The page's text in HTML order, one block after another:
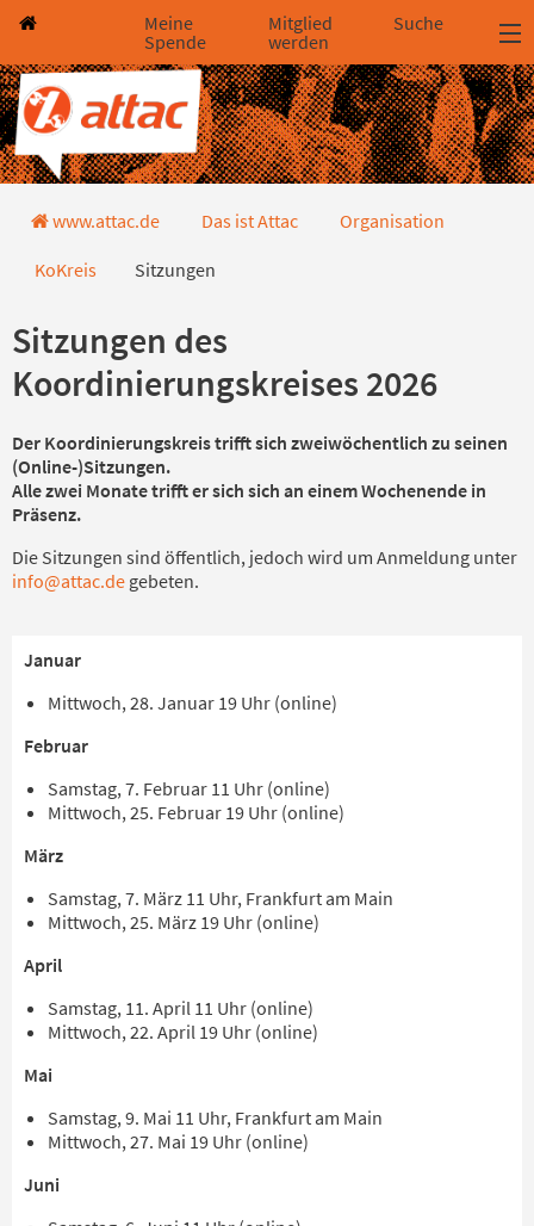
Direkt zum Hauptinhalt springen
Direkt zur Haupt-Navigation springen
Direkt zur Service-Navigation springen
Direkt zur Footer-Navigation springen
Direkt zum Footerinhalt springen
Meine
Spende
Mitglied
werden
Suche
Sitzungen
www.attac.de Das ist Attac Organisation
KoKreis Sitzungen
Sitzungen des
Koordinierungskreises 2026
Der Koordinierungskreis trifft sich zweiwöchentlich zu seinen
(Online-)Sitzungen.
Alle zwei Monate trifft er sich sich an einem Wochenende in
Präsenz.
Die Sitzungen sind öffentlich, jedoch wird um Anmeldung unter
info@attac.de gebeten.
Januar
Mittwoch, 28. Januar 19 Uhr (online)
Februar
Samstag, 7. Februar 11 Uhr (online)
Mittwoch, 25. Februar 19 Uhr (online)
März
Samstag, 7. März 11 Uhr, Frankfurt am Main
Mittwoch, 25. März 19 Uhr (online)
April
Samstag, 11. April 11 Uhr (online)
Mittwoch, 22. April 19 Uhr (online)
Mai
Samstag, 9. Mai 11 Uhr, Frankfurt am Main
Mittwoch, 27. Mai 19 Uhr (online)
Juni